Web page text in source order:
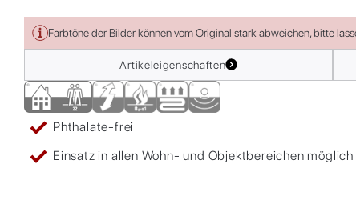
Farbtöne der Bilder können vom Original stark abweichen, bitte
Artikeleigenschaften
Phthalate-frei
Einsatz in allen Wohn- und Objektbereichen möglich